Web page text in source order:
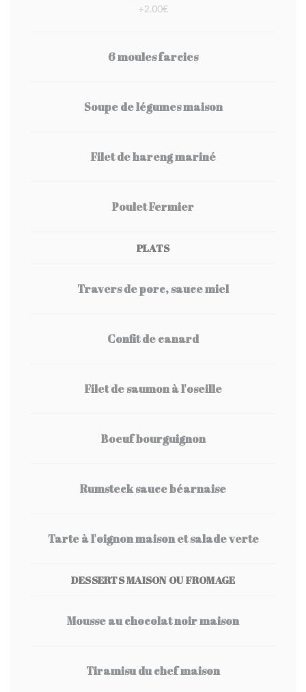
+2.00€
6 moules farcies
Soupe de légumes maison
Filet de hareng mariné
Poulet Fermier
PLATS
Travers de porc, sauce miel
Confit de canard
Filet de saumon à l'oseille
Boeuf bourguignon
Rumsteck sauce béarnaise
Tarte à l'oignon maison et salade verte
DESSERTS MAISON OU FROMAGE
Mousse au chocolat noir maison
Tiramisu du chef maison